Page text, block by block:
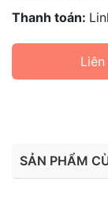
Thanh toán:
Liên
SẢN PHẨM